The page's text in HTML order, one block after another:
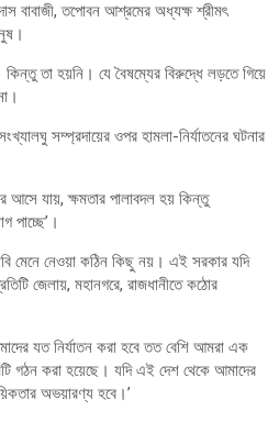
দাস বাবাজী, তপোবন আশ্রমের অধ্যক্ষ শ্রীমৎ
তা হয়নি। যে বৈষম্যের বিরুদ্ধে লড়তে গিয়ে
সম্প্রদায়ের ওপর হামলা-নির্যাতনের ঘটনার
আসে যায়, ক্ষমতার পালাবদল হয় কিন্তু
পাচ্ছে’।
মেনে নেওয়া কঠিন কিছু নয়। এই সরকার যদি
জেলায়, মহানগরে, রাজধানীতে কঠোর
যত নির্যাতন করা হবে তত বেশি আমরা এক
গঠন করা হয়েছে। যদি এই দেশ থেকে আমাদের
অভয়ারণ্য হবে।’